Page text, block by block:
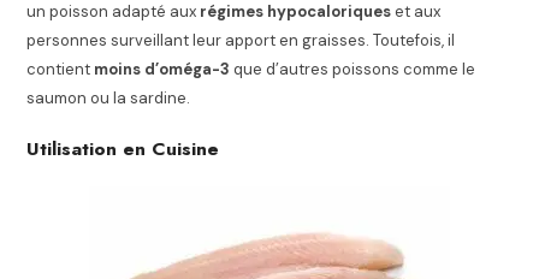
un poisson adapté aux régimes hypocaloriqueset aux
personnes surveillant leur apport en graisses. Toutefois, il
contient moins d’oméga-3 que d’autres poissons comme le
saumon ou la sardine.
Utilisation en Cuisine